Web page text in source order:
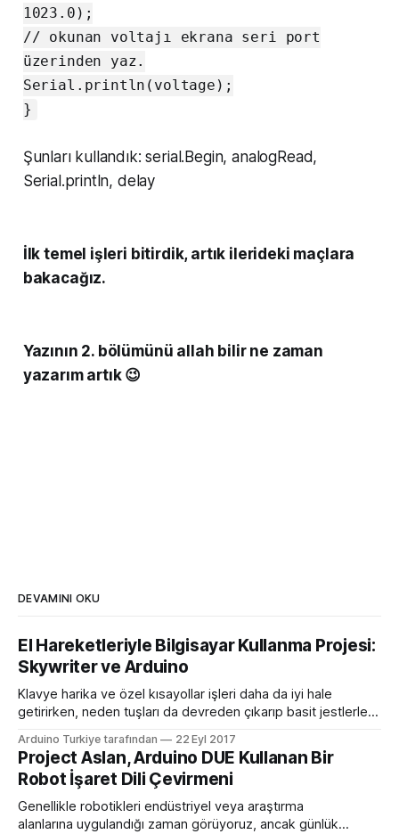
1023.0);
// okunan voltajı ekrana seri port
üzerinden yaz.
Serial.println(voltage);
}
Şunları kullandık: serial.Begin, analogRead,
Serial.println, delay
İlk temel işleri bitirdik, artık ilerideki maçlara
bakacağız.
Yazının 2. bölümünü allah bilir ne zaman
yazarım artık 😉
DEVAMINI OKU
El Hareketleriyle Bilgisayar Kullanma Projesi:
Skywriter ve Arduino
Klavye harika ve özel kısayollar işleri daha da iyi hale
getirirken, neden tuşları da devreden çıkarıp basit jestlerle
dizüstü bilgisayarda klavye taklit etmek için Arduino
Leonardo’nun yanında parmak hareketlerini almak için bir
Skywriter cihazı kullanarak eşsiz bir arayüz oluşturarak bunu
yaptı. Skywriter
Arduino Turkiye tarafından 22 Eyl 2017
Project Aslan, Arduino DUE Kullanan Bir
Robot İşaret Dili Çevirmeni
Genellikle robotikleri endüstriyel veya araştırma
alanlarına uygulandığı zaman görüyoruz, ancak günlük